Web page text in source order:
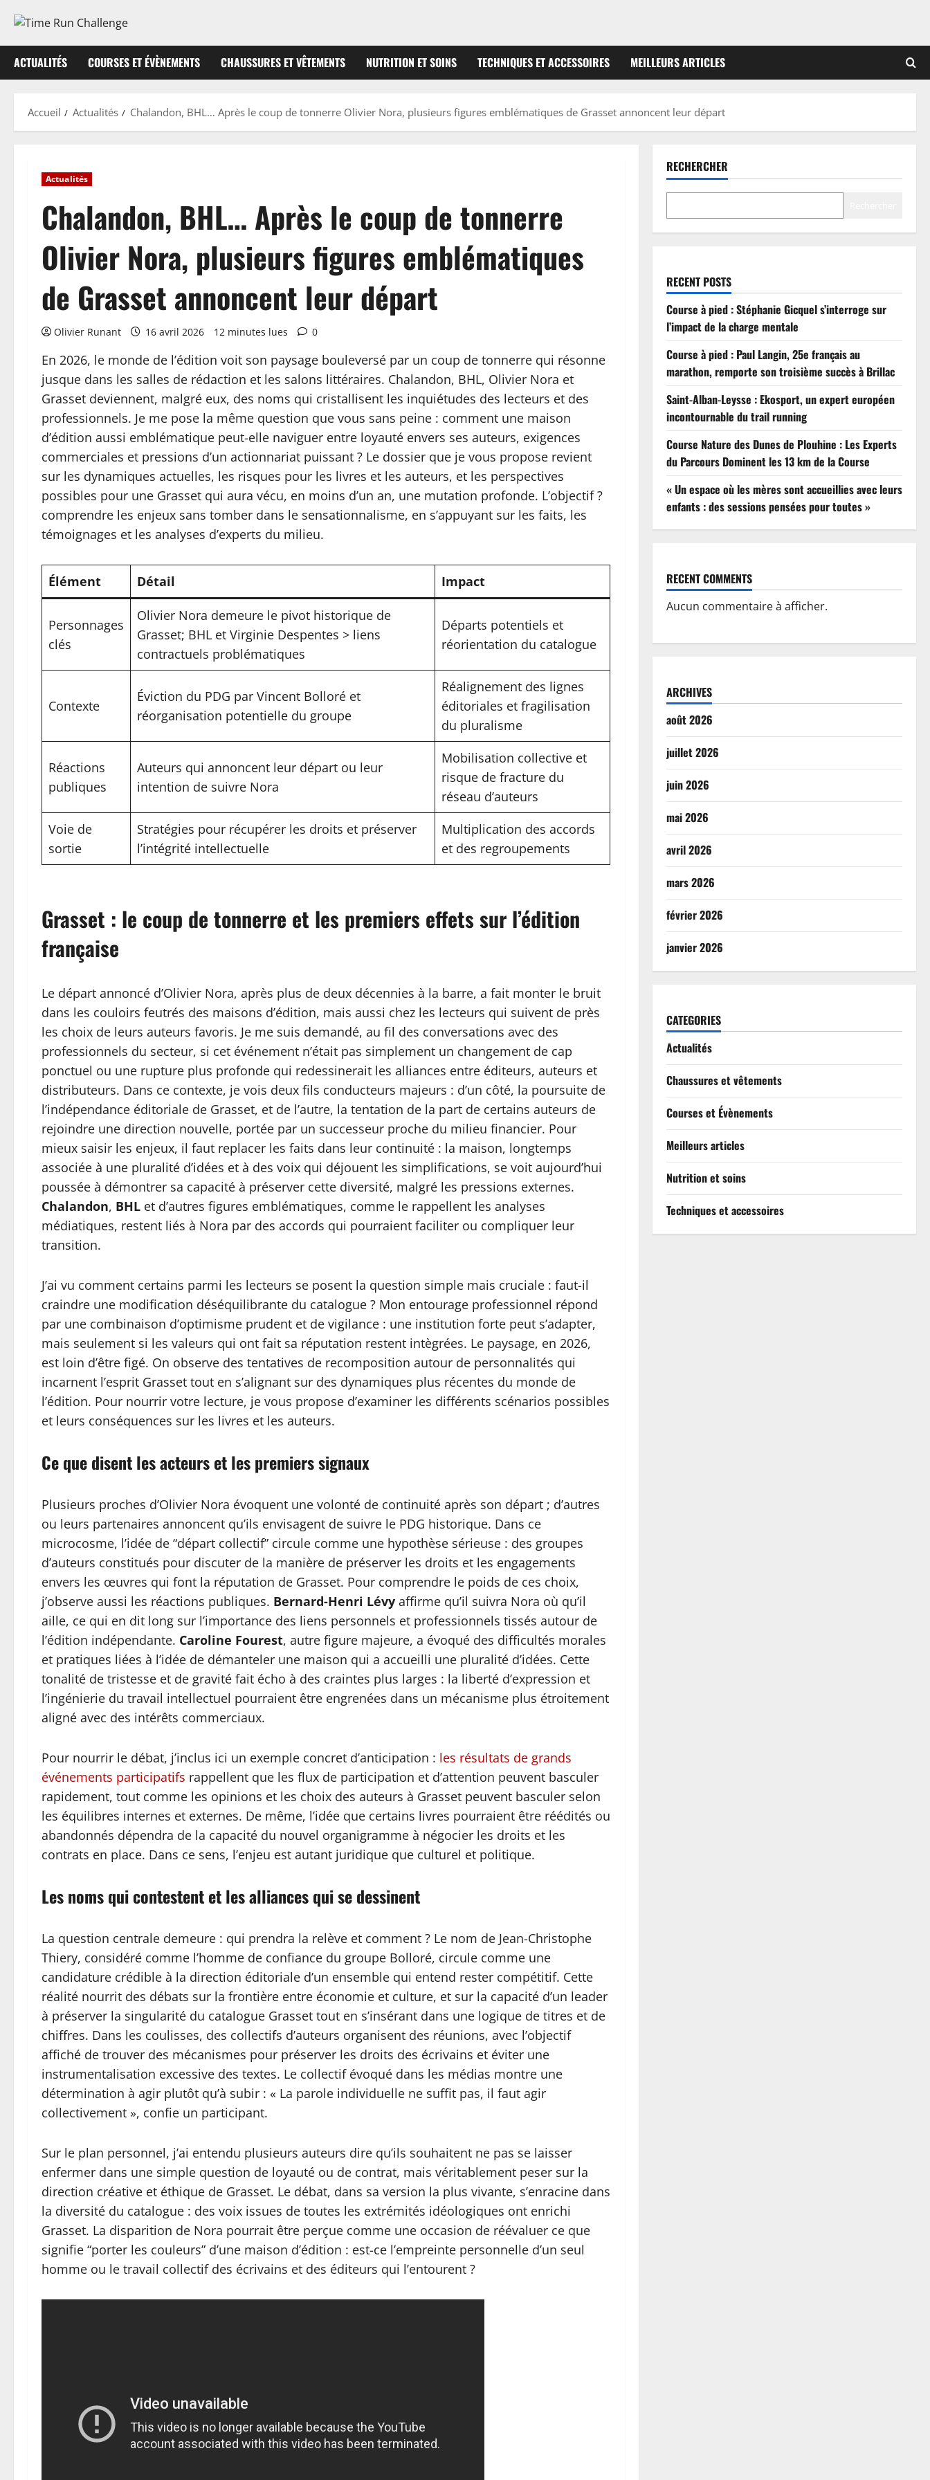
contenu
ACTUALITÉS COURSES ET ÉVÈNEMENTS CHAUSSURES ET VÊTEMENTS NUTRITION ET SOINS TECHNIQUES ET ACCESSOIRES MEILLEURS ARTICLES
Accueil Actualités Chalandon, BHL… Après le coup de tonnerre Olivier Nora, plusieurs figures emblématiques de Grasset annoncent leur départ
Actualités
Chalandon, BHL… Après le coup de tonnerre
Olivier Nora, plusieurs figures emblématiques
de Grasset annoncent leur départ
Olivier Runant 16 avril 2026 12 minutes lues 0
En 2026, le monde de l’édition voit son paysage bouleversé par un coup de tonnerre qui résonne
jusque dans les salles de rédaction et les salons littéraires. Chalandon, BHL, Olivier Nora et
Grasset deviennent, malgré eux, des noms qui cristallisent les inquiétudes des lecteurs et des
professionnels. Je me pose la même question que vous sans peine : comment une maison
d’édition aussi emblématique peut-elle naviguer entre loyauté envers ses auteurs, exigences
commerciales et pressions d’un actionnariat puissant ? Le dossier que je vous propose revient
sur les dynamiques actuelles, les risques pour les livres et les auteurs, et les perspectives
possibles pour une Grasset qui aura vécu, en moins d’un an, une mutation profonde. L’objectif ?
comprendre les enjeux sans tomber dans le sensationnalisme, en s’appuyant sur les faits, les
témoignages et les analyses d’experts du milieu.
Élément Détail Impact
Personnages
clés
Olivier Nora demeure le pivot historique de
Grasset; BHL et Virginie Despentes > liens
contractuels problématiques
Départs potentiels et
réorientation du catalogue
Contexte
Éviction du PDG par Vincent Bolloré et
réorganisation potentielle du groupe
Réalignement des lignes
éditoriales et fragilisation
du pluralisme
Réactions
publiques
Auteurs qui annoncent leur départ ou leur
intention de suivre Nora
Mobilisation collective et
risque de fracture du
réseau d’auteurs
Voie de
sortie
Stratégies pour récupérer les droits et préserver
l’intégrité intellectuelle
Multiplication des accords
et des regroupements
Grasset : le coup de tonnerre et les premiers effets sur l’édition
française
Le départ annoncé d’Olivier Nora, après plus de deux décennies à la barre, a fait monter le bruit
dans les couloirs feutrés des maisons d’édition, mais aussi chez les lecteurs qui suivent de près
les choix de leurs auteurs favoris. Je me suis demandé, au fil des conversations avec des
professionnels du secteur, si cet événement n’était pas simplement un changement de cap
ponctuel ou une rupture plus profonde qui redessinerait les alliances entre éditeurs, auteurs et
distributeurs. Dans ce contexte, je vois deux fils conducteurs majeurs : d’un côté, la poursuite de
l’indépendance éditoriale de Grasset, et de l’autre, la tentation de la part de certains auteurs de
rejoindre une direction nouvelle, portée par un successeur proche du milieu financier. Pour
mieux saisir les enjeux, il faut replacer les faits dans leur continuité : la maison, longtemps
associée à une pluralité d’idées et à des voix qui déjouent les simplifications, se voit aujourd’hui
poussée à démontrer sa capacité à préserver cette diversité, malgré les pressions externes.
Chalandon, BHL et d’autres figures emblématiques, comme le rappellent les analyses
médiatiques, restent liés à Nora par des accords qui pourraient faciliter ou compliquer leur
transition.
J’ai vu comment certains parmi les lecteurs se posent la question simple mais cruciale : faut-il
craindre une modification déséquilibrante du catalogue ? Mon entourage professionnel répond
par une combinaison d’optimisme prudent et de vigilance : une institution forte peut s’adapter,
mais seulement si les valeurs qui ont fait sa réputation restent intègrées. Le paysage, en 2026,
est loin d’être figé. On observe des tentatives de recomposition autour de personnalités qui
incarnent l’esprit Grasset tout en s’alignant sur des dynamiques plus récentes du monde de
l’édition. Pour nourrir votre lecture, je vous propose d’examiner les différents scénarios possibles
et leurs conséquences sur les livres et les auteurs.
Ce que disent les acteurs et les premiers signaux
Plusieurs proches d’Olivier Nora évoquent une volonté de continuité après son départ ; d’autres
ou leurs partenaires annoncent qu’ils envisagent de suivre le PDG historique. Dans ce
microcosme, l’idée de “départ collectif” circule comme une hypothèse sérieuse : des groupes
d’auteurs constitués pour discuter de la manière de préserver les droits et les engagements
envers les œuvres qui font la réputation de Grasset. Pour comprendre le poids de ces choix,
j’observe aussi les réactions publiques. Bernard-Henri Lévy affirme qu’il suivra Nora où qu’il
aille, ce qui en dit long sur l’importance des liens personnels et professionnels tissés autour de
l’édition indépendante. Caroline Fourest, autre figure majeure, a évoqué des difficultés morales
et pratiques liées à l’idée de démanteler une maison qui a accueilli une pluralité d’idées. Cette
tonalité de tristesse et de gravité fait écho à des craintes plus larges : la liberté d’expression et
l’ingénierie du travail intellectuel pourraient être engrenées dans un mécanisme plus étroitement
aligné avec des intérêts commerciaux.
Pour nourrir le débat, j’inclus ici un exemple concret d’anticipation : les résultats de grands
événements participatifs rappellent que les flux de participation et d’attention peuvent basculer
rapidement, tout comme les opinions et les choix des auteurs à Grasset peuvent basculer selon
les équilibres internes et externes. De même, l’idée que certains livres pourraient être réédités ou
abandonnés dépendra de la capacité du nouvel organigramme à négocier les droits et les
contrats en place. Dans ce sens, l’enjeu est autant juridique que culturel et politique.
Les noms qui contestent et les alliances qui se dessinent
La question centrale demeure : qui prendra la relève et comment ? Le nom de Jean-Christophe
Thiery, considéré comme l’homme de confiance du groupe Bolloré, circule comme une
candidature crédible à la direction éditoriale d’un ensemble qui entend rester compétitif. Cette
réalité nourrit des débats sur la frontière entre économie et culture, et sur la capacité d’un leader
à préserver la singularité du catalogue Grasset tout en s’insérant dans une logique de titres et de
chiffres. Dans les coulisses, des collectifs d’auteurs organisent des réunions, avec l’objectif
affiché de trouver des mécanismes pour préserver les droits des écrivains et éviter une
instrumentalisation excessive des textes. Le collectif évoqué dans les médias montre une
détermination à agir plutôt qu’à subir : « La parole individuelle ne suffit pas, il faut agir
collectivement », confie un participant.
Sur le plan personnel, j’ai entendu plusieurs auteurs dire qu’ils souhaitent ne pas se laisser
enfermer dans une simple question de loyauté ou de contrat, mais véritablement peser sur la
direction créative et éthique de Grasset. Le débat, dans sa version la plus vivante, s’enracine dans
la diversité du catalogue : des voix issues de toutes les extrémités idéologiques ont enrichi
Grasset. La disparition de Nora pourrait être perçue comme une occasion de réévaluer ce que
signifie “porter les couleurs” d’une maison d’édition : est-ce l’empreinte personnelle d’un seul
homme ou le travail collectif des écrivains et des éditeurs qui l’entourent ?
RECHERCHER
RECENT POSTS
Course à pied : Stéphanie Gicquel s’interroge sur
l’impact de la charge mentale
Course à pied : Paul Langin, 25e français au
marathon, remporte son troisième succès à Brillac
Saint-Alban-Leysse : Ekosport, un expert européen
incontournable du trail running
Course Nature des Dunes de Plouhine : Les Experts
du Parcours Dominent les 13 km de la Course
« Un espace où les mères sont accueillies avec leurs
enfants : des sessions pensées pour toutes »
RECENT COMMENTS
Aucun commentaire à afficher.
ARCHIVES
août 2026
juillet 2026
juin 2026
mai 2026
avril 2026
mars 2026
février 2026
janvier 2026
CATEGORIES
Actualités
Chaussures et vêtements
Courses et Évènements
Meilleurs articles
Nutrition et soins
Techniques et accessoires